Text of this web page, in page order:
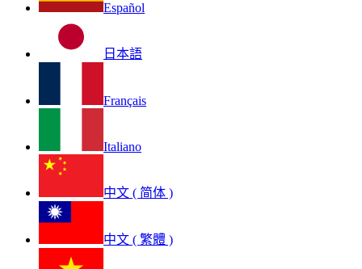
Español
日本語
Français
Italiano
中文 ( 简体 )
中文 ( 繁體 )